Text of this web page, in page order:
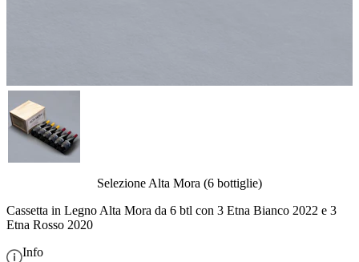
Selezione Alta Mora (6 bottiglie)
Cassetta in Legno Alta Mora da 6 btl con 3 Etna Bianco 2022 e 3
Etna Rosso 2020
Info